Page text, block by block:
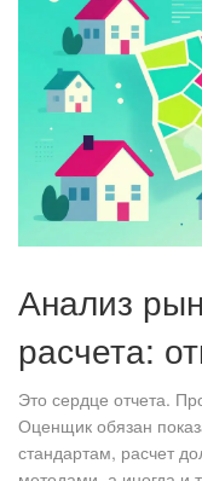
Анализ
расчета:
Это сердце отчета.
Оценщик обязан
стандартам, расчет